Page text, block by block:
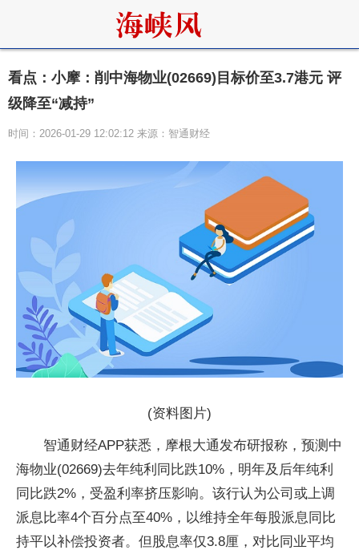
看点：小摩：削中海物业(02669)目标价至3.7港元 评
级降至“减持”
时间：2026-01-29 12:02:12 来源：智通财经
(资料图片)
智通财经APP获悉，摩根大通发布研报称，预测中
海物业(02669)去年纯利同比跌10%，明年及后年纯利
同比跌2%，受盈利率挤压影响。该行认为公司或上调
派息比率4个百分点至40%，以维持全年每股派息同比
持平以补偿投资者。但股息率仅3.8厘，对比同业平均